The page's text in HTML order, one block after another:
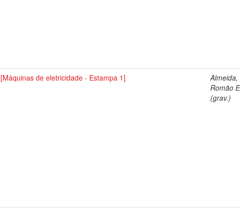
[Máquinas de eletricidade - Estampa 1]
Almeida,
Romão
(grav.)